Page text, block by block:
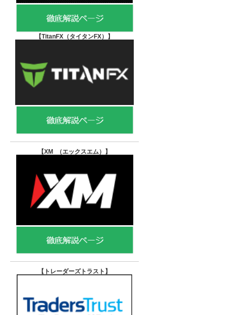
【TitanFX（タイタンFX） 】
【XM （エックスエム） 】
【トレーダーズトラスト 】